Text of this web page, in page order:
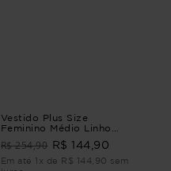
Vestido Plus Size
Feminino Médio Linho
R$ 254,90 R$ 144,90
Em até 1x de R$ 144,90 sem